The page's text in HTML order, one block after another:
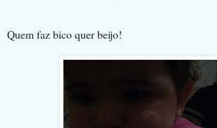
Quem faz bico quer beijo!